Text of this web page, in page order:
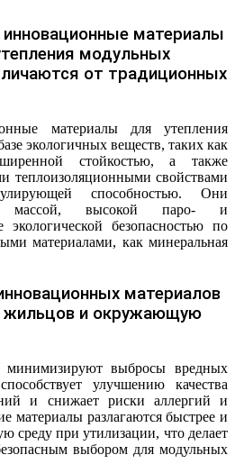
материалы
модульных
от традиционных
материалы для утепления
экологичных веществ, таких как
стойкостью, а также
теплоизоляционными свойствами
способностью. Они
массой, высокой паро- и
экологической безопасностью по
материалами, как минеральная
материалов
жильцов и окружающую
минимизируют выбросы вредных
улучшению качества
и снижает риски аллергий и
материалы разлагаются быстрее и
среду при утилизации, что делает
выбором для модульных